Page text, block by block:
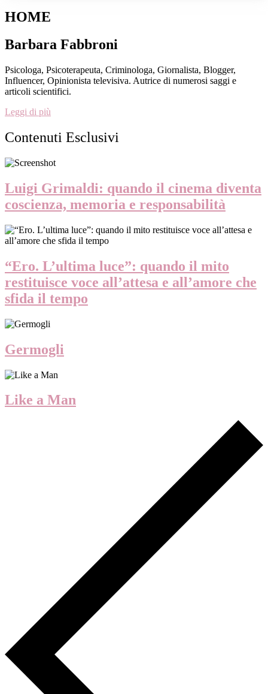
HOME
Barbara Fabbroni
Psicologa, Psicoterapeuta, Criminologa, Giornalista, Blogger,
Influencer, Opinionista televisiva. Autrice di numerosi saggi e
articoli scientifici.
Leggi di più
Contenuti Esclusivi
Luigi Grimaldi: quando il cinema diventa
coscienza, memoria e responsabilità
“Ero. L’ultima luce”: quando il mito
restituisce voce all’attesa e all’amore che
sfida il tempo
Germogli
Like a Man